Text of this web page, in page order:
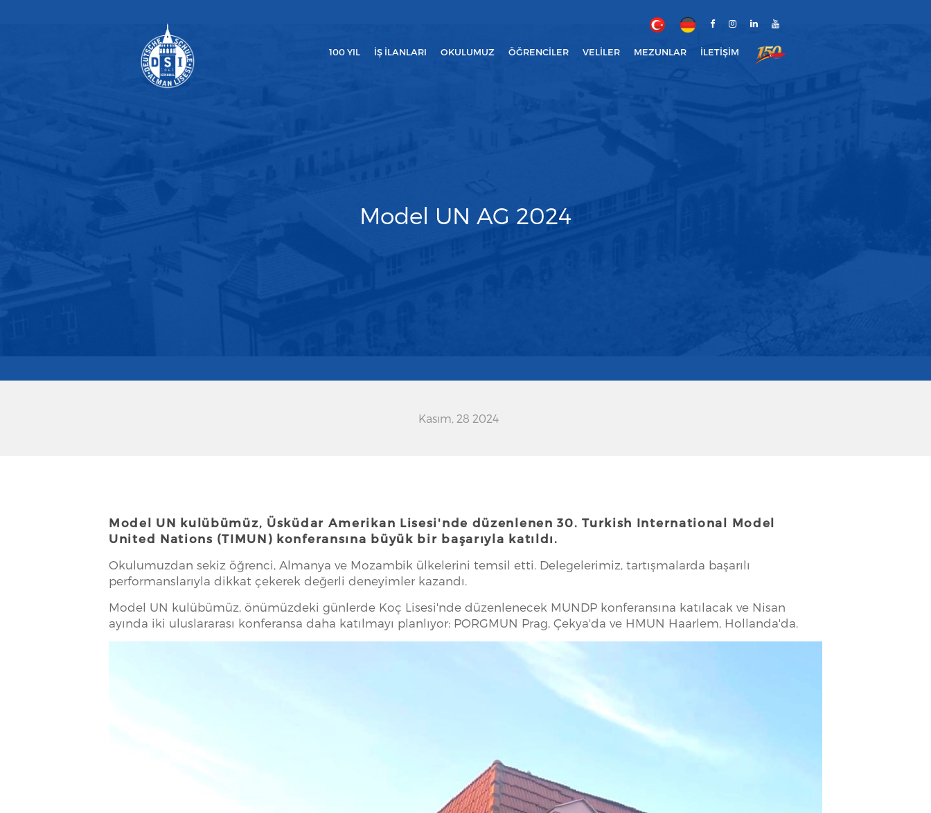
100 YIL İŞ İLANLARI OKULUMUZ ÖĞRENCILER VELILER MEZUNLAR İLETIŞIM
Model UN AG 2024
Kasım, 28 2024
Model UN kulübümüz, Üsküdar Amerikan Lisesi'nde düzenlenen 30. Turkish International Model
United Nations (TIMUN) konferansına büyük bir başarıyla katıldı.
Okulumuzdan sekiz öğrenci, Almanya ve Mozambik ülkelerini temsil etti. Delegelerimiz, tartışmalarda başarılı
performanslarıyla dikkat çekerek değerli deneyimler kazandı.
Model UN kulübümüz, önümüzdeki günlerde Koç Lisesi'nde düzenlenecek MUNDP konferansına katılacak ve Nisan
ayında iki uluslararası konferansa daha katılmayı planlıyor: PORGMUN Prag, Çekya'da ve HMUN Haarlem, Hollanda'da.